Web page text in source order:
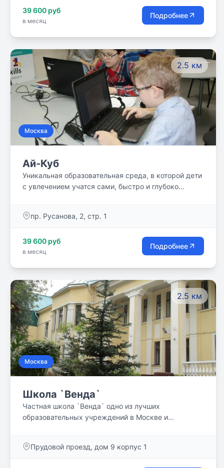
39 600 руб
в месяц
Подробнее
2.5 км
Москва
Ай-Куб
Уникальная образовательная среда, в которой дети
с увлечением учатся сами, быстро и глубоко
пр. Русанова, 2, стр. 1
39 600 руб
в месяц
Подробнее
2.5 км
Москва
Школа `Венда`
Частная школа `Венда` одно из лучших
образовательных учреждений в Москве и
счастливыми, грамотными выпускниками. Самое
Прудовой проезд, дом 9 корпус 1